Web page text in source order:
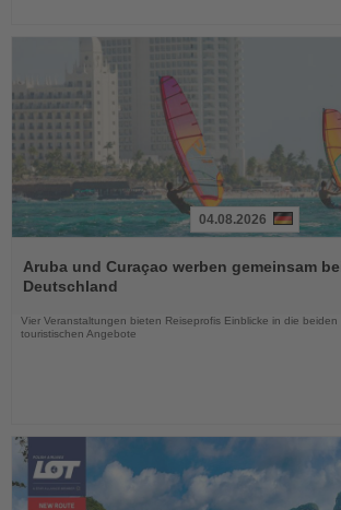
Sie
die
04.08.2026
Aruba und Curaçao werben gemeinsam
Deutschland
Vier Veranstaltungen bieten Reiseprofis Einblicke in die beiden
touristischen Angebote